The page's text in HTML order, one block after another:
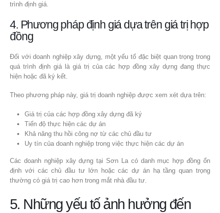
trình định giá.
4. Phương pháp định giá dựa trên giá trị hợp
đồng
Đối với doanh nghiệp xây dựng, một yếu tố đặc biệt quan trọng trong
quá trình định giá là giá trị của các hợp đồng xây dựng đang thực
hiện hoặc đã ký kết.
Theo phương pháp này, giá trị doanh nghiệp được xem xét dựa trên:
Giá trị của các hợp đồng xây dựng đã ký
Tiến độ thực hiện các dự án
Khả năng thu hồi công nợ từ các chủ đầu tư
Uy tín của doanh nghiệp trong việc thực hiện các dự án
Các doanh nghiệp xây dựng tại Sơn La có danh mục hợp đồng ổn
định với các chủ đầu tư lớn hoặc các dự án hạ tầng quan trọng
thường có giá trị cao hơn trong mắt nhà đầu tư.
5. Những yếu tố ảnh hưởng đến